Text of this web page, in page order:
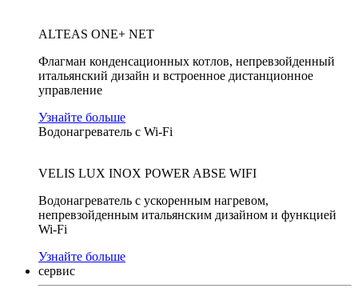
ALTEAS ONE+ NET
Флагман конденсационных котлов, непревзойденный
итальянский дизайн и встроенное дистанционное
управление
Узнайте больше
Водонагреватель с Wi-Fi
VELIS LUX INOX POWER ABSE WIFI
Водонагреватель с ускоренным нагревом,
непревзойденным итальянским дизайном и функцией
Wi-Fi
Узнайте больше
сервис